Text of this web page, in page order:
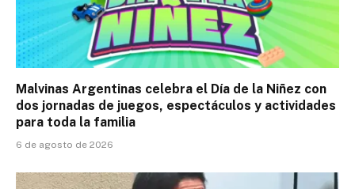
Malvinas Argentinas celebra el Día de la Niñez con
dos jornadas de juegos, espectáculos y actividades
para toda la familia
6 de agosto de 2026